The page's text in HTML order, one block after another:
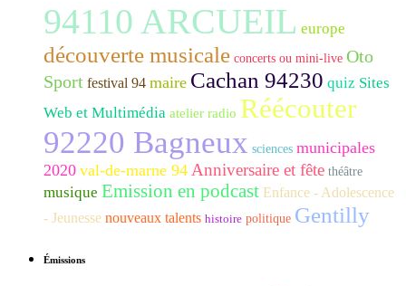
94110 ARCUEIL europe
découverte musicale concerts ou mini-live Oto
Sport festival 94 maire Cachan 94230 quiz Sites
Web et Multimédia atelier radio Réécouter
92220 Bagneux sciences municipales
2020 val-de-marne 94 Anniversaire et fête théâtre
musique Emission en podcast Enfance - Adolescence
- Jeunesse nouveaux talents histoire politique Gentilly
Émissions